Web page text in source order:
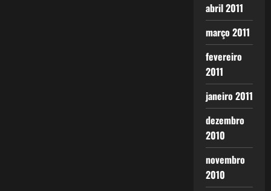
abril 2011
março 2011
fevereiro
2011
janeiro 2011
dezembro
2010
novembro
2010